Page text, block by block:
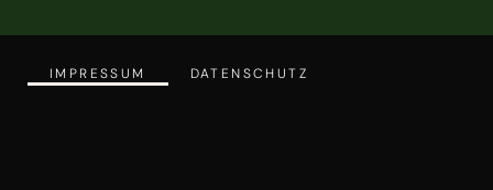
IMPRESSUM DATENSCHUTZ